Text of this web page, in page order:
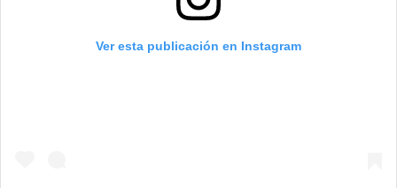
Ver esta publicación en Instagram